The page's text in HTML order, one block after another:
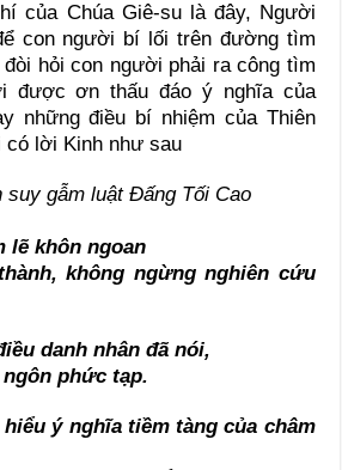
của Chúa Giê-su là đây, Người
con người bí lối trên đường tìm
hỏi con người phải ra công tìm
được ơn thấu đáo ý nghĩa của
những điều bí nhiệm của Thiên
lời Kinh như sau
suy gẫm luật Đấng Tối Cao
lẽ khôn ngoan
không ngừng nghiên cứu
danh nhân đã nói,
phức tạp.
ý nghĩa tiềm tàng của châm